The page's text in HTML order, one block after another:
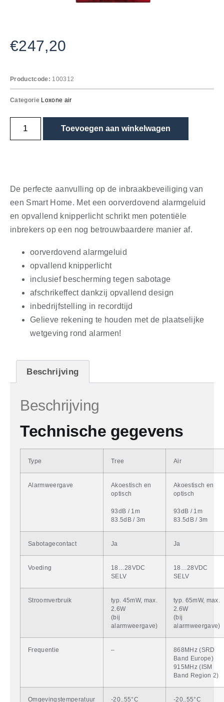
€247,20
Productcode: 100312
Categorie Loxone air
Toevoegen aan winkelwagen
De perfecte aanvulling op de inbraakbeveiliging van
een Smart Home. Met een oorverdovend alarmgeluid
en opvallend knipperlicht schrikt men potentiële
inbrekers op een nog betrouwbaardere manier af.
oorverdovend alarmgeluid
opvallend knipperlicht
inclusief bescherming tegen sabotage
afschrikeffect dankzij opvallend design
inbedrijfstelling in recordtijd
Gelieve rekening te houden met de plaatselijke
wetgeving rond alarmen!
Beschrijving
Beschrijving
Technische gegevens
Type Tree Air
Alarmweergave
Akoestisch en
optisch
93dB / 1m
83.5dB / 3m
Akoestisch en
optisch
93dB / 1m
83.5dB / 3m
Sabotagecontact Ja Ja
Voeding
18…28VDC
SELV
18…28VDC
SELV
Stroomverbruik
typ. 45mW, max.
2.6W
(bij
alarmweergave)
typ. 65mW, max.
2.6W
(bij
alarmweergave)
Frequentie –
868MHz (SRD
Band Europe)
915MHz (ISM
Band Region 2)
Omgevingstemperatuur -20..55°C -20..55°C